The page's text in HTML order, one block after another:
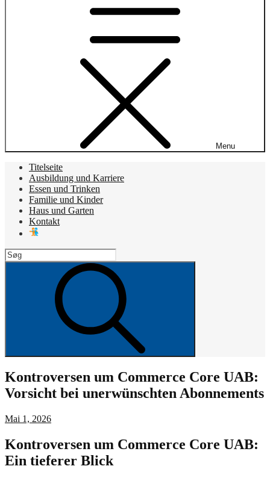
Menu
Titelseite
Ausbildung und Karriere
Essen und Trinken
Familie und Kinder
Haus und Garten
Kontakt
Search
for:
Kontroversen um Commerce Core UAB:
Vorsicht bei unerwünschten Abonnements
Posted
Mai 1, 2026
Kontroversen um Commerce Core UAB:
Ein tieferer Blick